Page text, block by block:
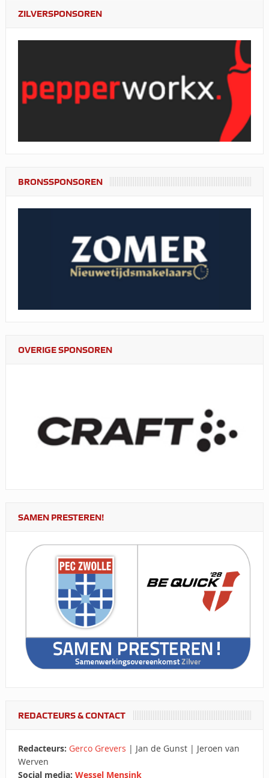
ZILVERSPONSOREN
BRONSSPONSOREN
OVERIGE SPONSOREN
SAMEN PRESTEREN!
REDACTEURS & CONTACT
Redacteurs: Gerco Grevers | Jan de Gunst | Jeroen van
Werven
Social media: Wessel Mensink